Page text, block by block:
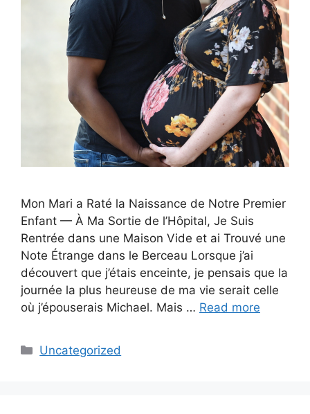
Mon Mari a Raté la Naissance de Notre Premier
Enfant — À Ma Sortie de l’Hôpital, Je Suis
Rentrée dans une Maison Vide et ai Trouvé une
Note Étrange dans le Berceau Lorsque j’ai
découvert que j’étais enceinte, je pensais que la
journée la plus heureuse de ma vie serait celle
où j’épouserais Michael. Mais … Read more
Categories
Uncategorized